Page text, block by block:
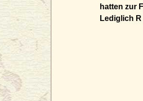
hatten zur
Lediglich